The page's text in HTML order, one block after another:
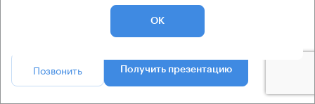
Прямая продажа без
Позвонить Получить презентацию
ОК